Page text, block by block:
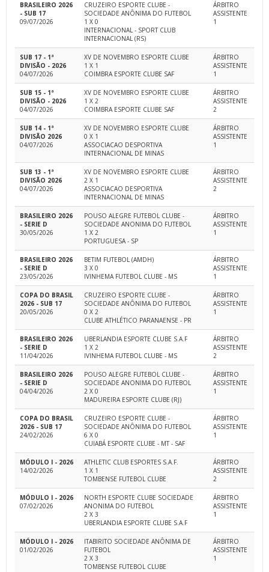
BRASILEIRO 2026
- SUB 17
09/07/2026
CRUZEIRO ESPORTE CLUBE -
SOCIEDADE ANÔNIMA DO FUTEBOL
1 X 0
INTERNACIONAL - SPORT CLUB
INTERNACIONAL (RS)
ÁRBITRO
ASSISTENTE
1
SUB 17 - 1ª
DIVISÃO - 2026
04/07/2026
XV DE NOVEMBRO ESPORTE CLUBE
1 X 1
COIMBRA ESPORTE CLUBE SAF
ÁRBITRO
ASSISTENTE
1
SUB 15 - 1ª
DIVISÃO - 2026
04/07/2026
XV DE NOVEMBRO ESPORTE CLUBE
1 X 2
COIMBRA ESPORTE CLUBE SAF
ÁRBITRO
ASSISTENTE
2
SUB 14 - 1ª
DIVISÃO 2026
04/07/2026
XV DE NOVEMBRO ESPORTE CLUBE
0 X 1
ASSOCIACAO DESPORTIVA
INTERNACIONAL DE MINAS
ÁRBITRO
ASSISTENTE
1
SUB 13 - 1ª
DIVISÃO 2026
04/07/2026
XV DE NOVEMBRO ESPORTE CLUBE
2 X 1
ASSOCIACAO DESPORTIVA
INTERNACIONAL DE MINAS
ÁRBITRO
ASSISTENTE
2
BRASILEIRO 2026
- SERIE D
30/05/2026
POUSO ALEGRE FUTEBOL CLUBE -
SOCIEDADE ANONIMA DO FUTEBOL
1 X 2
PORTUGUESA - SP
ÁRBITRO
ASSISTENTE
1
BRASILEIRO 2026
- SERIE D
23/05/2026
BETIM FUTEBOL (AMDH)
3 X 0
IVINHEMA FUTEBOL CLUBE - MS
ÁRBITRO
ASSISTENTE
1
COPA DO BRASIL
2026 - SUB 17
20/05/2026
CRUZEIRO ESPORTE CLUBE -
SOCIEDADE ANÔNIMA DO FUTEBOL
0 X 2
CLUBE ATHLÉTICO PARANAENSE - PR
ÁRBITRO
ASSISTENTE
1
BRASILEIRO 2026
- SERIE D
11/04/2026
UBERLANDIA ESPORTE CLUBE S.A.F
1 X 2
IVINHEMA FUTEBOL CLUBE - MS
ÁRBITRO
ASSISTENTE
2
BRASILEIRO 2026
- SERIE D
04/04/2026
POUSO ALEGRE FUTEBOL CLUBE -
SOCIEDADE ANONIMA DO FUTEBOL
2 X 0
MADUREIRA ESPORTE CLUBE (RJ)
ÁRBITRO
ASSISTENTE
1
COPA DO BRASIL
2026 - SUB 17
24/02/2026
CRUZEIRO ESPORTE CLUBE -
SOCIEDADE ANÔNIMA DO FUTEBOL
6 X 0
CUIABÁ ESPORTE CLUBE - MT - SAF
ÁRBITRO
ASSISTENTE
1
MÓDULO I - 2026
14/02/2026
ATHLETIC CLUB ESPORTES S.A.F.
1 X 1
TOMBENSE FUTEBOL CLUBE
ÁRBITRO
ASSISTENTE
2
MÓDULO I - 2026
07/02/2026
NORTH ESPORTE CLUBE SOCIEDADE
ANONIMA DO FUTEBOL
2 X 3
UBERLANDIA ESPORTE CLUBE S.A.F
ÁRBITRO
ASSISTENTE
1
MÓDULO I - 2026
01/02/2026
ITABIRITO SOCIEDADE ANÔNIMA DE
FUTEBOL
2 X 3
TOMBENSE FUTEBOL CLUBE
ÁRBITRO
ASSISTENTE
1